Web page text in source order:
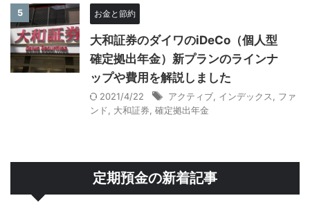
5 お金と節約
大和証券のダイワのiDeCo（個人型
確定拠出年金）新プランのラインナ
ップや費用を解説しました
2021/4/22 アクティブ インデックス
ファ
ンド
大和証券 確定拠出年金
定期預金の新着記事